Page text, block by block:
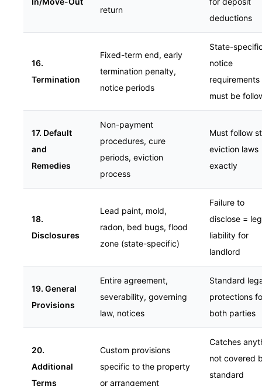
return
deductions
16.
Termination
Fixed-term end, early
termination penalty,
notice periods
State-
notice
requirements
must be
17. Default
and
Remedies
Non-payment
procedures, cure
periods, eviction
process
Must follow
eviction laws
exactly
18.
Disclosures
Lead paint, mold,
radon, bed bugs, flood
zone (state-specific)
Failure to
disclose =
liability for
landlord
19. General
Provisions
Entire agreement,
severability, governing
law, notices
Standard
protections
both parties
20.
Additional
Terms
Custom provisions
specific to the property
or arrangement
Catches
not covered
standard